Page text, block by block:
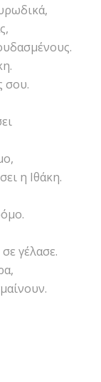
σου.
η Ιθάκη.
γέλασε.